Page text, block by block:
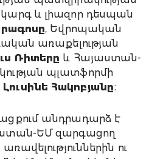
և լիազոր դեսպան
, Եվրոպական
առաքելության
Ռիտերը և Հայաստան-
պլատֆորմի
Լուսինե Հակոբյանը։
անդրադարձ է
ԵՄ զարգացող
ու